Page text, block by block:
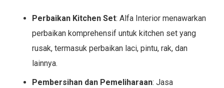
Perbaikan Kitchen Set: Alfa Interior menawarkan
perbaikan komprehensif untuk kitchen set yang
rusak, termasuk perbaikan laci, pintu, rak, dan
lainnya.
Pembersihan dan Pemeliharaan: Jasa